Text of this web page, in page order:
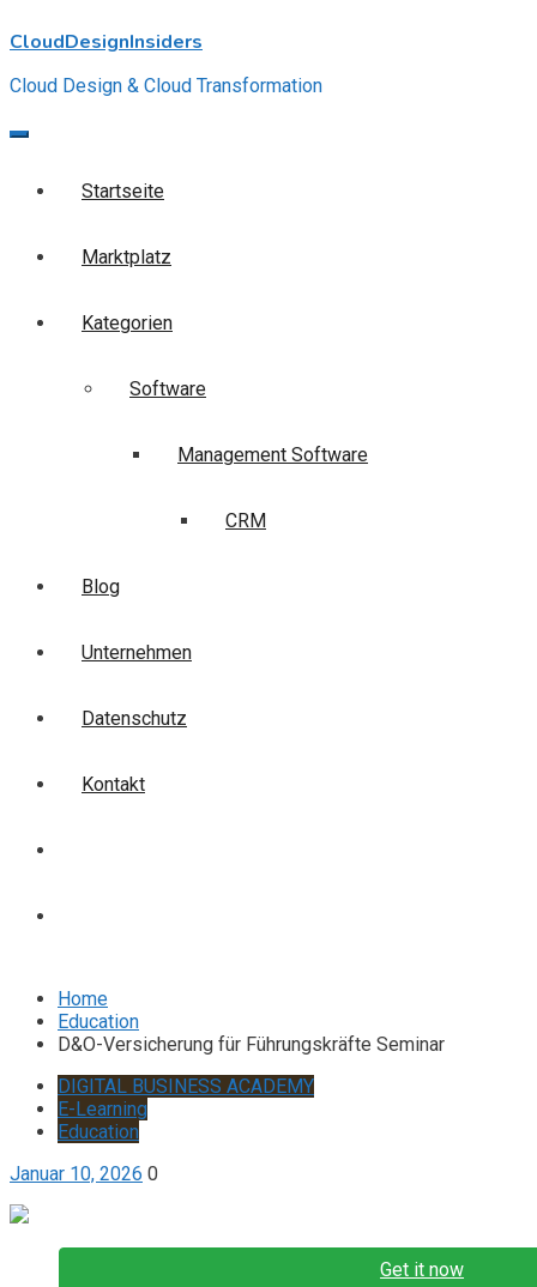
to
CloudDesignInsiders
Cloud Design & Cloud Transformation
Startseite
Marktplatz
Kategorien
Software
Management Software
CRM
Blog
Unternehmen
Datenschutz
Kontakt
Home
Education
D&O-Versicherung für Führungskräfte Seminar
DIGITAL BUSINESS ACADEMY
E-Learning
Education
Januar 10, 2026 0
Get it now